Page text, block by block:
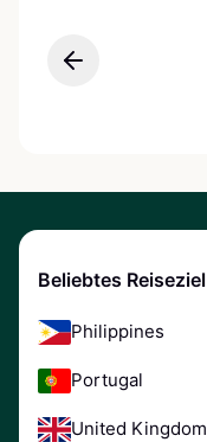
Beliebtes Reiseziel
Philippines
Portugal
United Kingdom